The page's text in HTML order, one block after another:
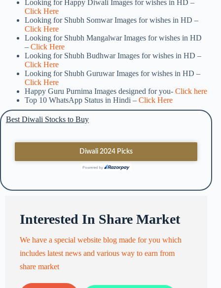
Looking for Happy Diwali Images for wishes in HD –
Click Here
Looking for Shubh Somwar Images for wishes in HD –
Click Here
Looking for Shubh Mangalwar Images for wishes in HD
– Click Here
Looking for Shubh Budhwar Images for wishes in HD –
Click Here
Looking for Shubh Guruwar Images for wishes in HD –
Click Here
Happy Guru Purnima Images designed for you- Click here
Top 10 WhatsApp Status in Hindi – Click Here
Best Diwali Stocks to Buy
Interested In Share Market
We have a special website blog made for you which
includes latest news and various way to earn from
share market